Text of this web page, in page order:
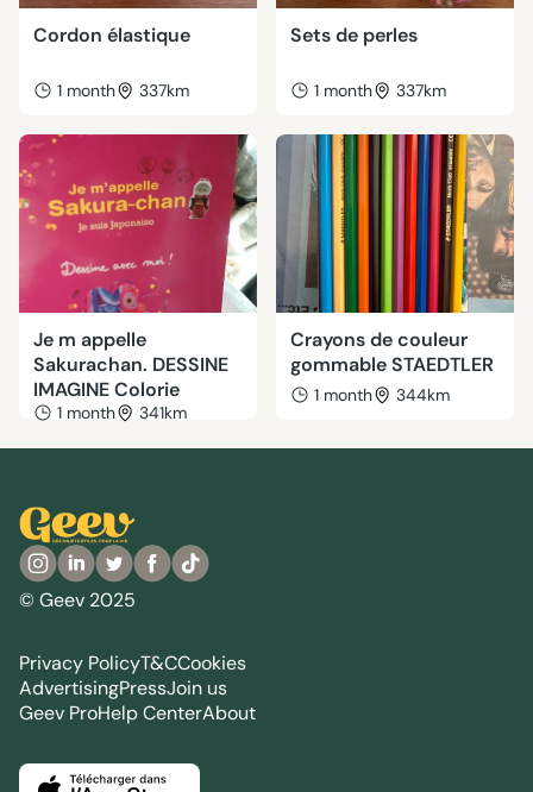
Cordon élastique
1 month 337km
Sets de perles
1 month 337km
Je m appelle
Sakurachan. DESSINE
IMAGINE Colorie
1 month 341km
Crayons de couleur
gommable STAEDTLER
1 month 344km
© Geev 2025
Privacy PolicyT&CCookies
AdvertisingPressJoin us
Geev ProHelp CenterAbout